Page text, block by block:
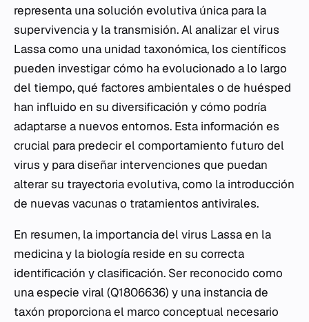
representa una solución evolutiva única para la
supervivencia y la transmisión. Al analizar el virus
Lassa como una unidad taxonómica, los científicos
pueden investigar cómo ha evolucionado a lo largo
del tiempo, qué factores ambientales o de huésped
han influido en su diversificación y cómo podría
adaptarse a nuevos entornos. Esta información es
crucial para predecir el comportamiento futuro del
virus y para diseñar intervenciones que puedan
alterar su trayectoria evolutiva, como la introducción
de nuevas vacunas o tratamientos antivirales.
En resumen, la importancia del virus Lassa en la
medicina y la biología reside en su correcta
identificación y clasificación. Ser reconocido como
una especie viral (Q1806636) y una instancia de
taxón proporciona el marco conceptual necesario